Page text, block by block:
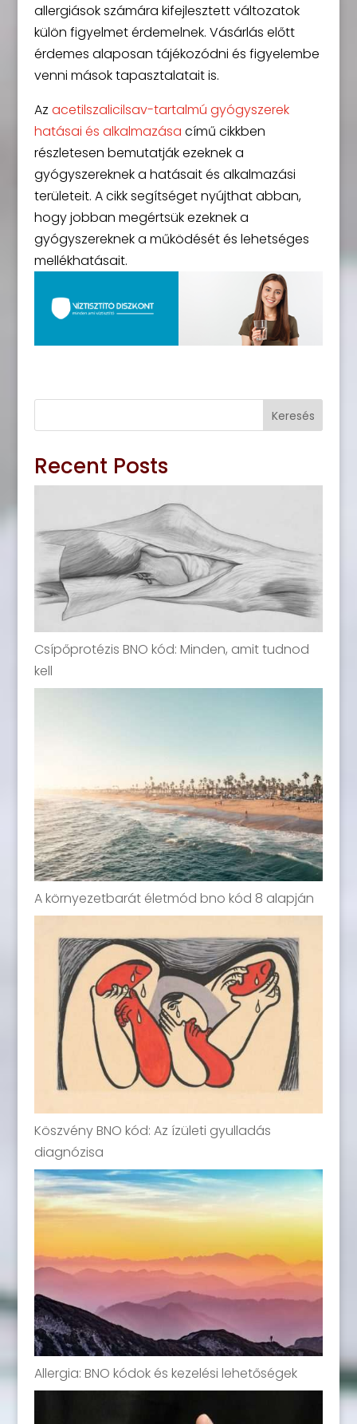
allergiások számára kifejlesztett változatok
külön figyelmet érdemelnek. Vásárlás előtt
érdemes alaposan tájékozódni és figyelembe
venni mások tapasztalatait is.
Az acetilszalicilsav-tartalmú gyógyszerek
hatásai és alkalmazása című cikkben
részletesen bemutatják ezeknek a
gyógyszereknek a hatásait és alkalmazási
területeit. A cikk segítséget nyújthat abban,
hogy jobban megértsük ezeknek a
gyógyszereknek a működését és lehetséges
mellékhatásait.
Keresés
Recent Posts
Csípőprotézis BNO kód: Minden, amit tudnod
kell
A környezetbarát életmód bno kód 8 alapján
Köszvény BNO kód: Az ízületi gyulladás
diagnózisa
Allergia: BNO kódok és kezelési lehetőségek